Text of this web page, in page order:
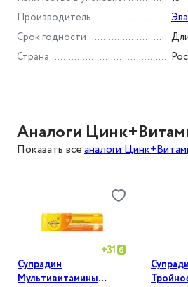
Производитель
Срок годности :
Страна
Аналоги
Показать все аналоги
+31
Супрадин
Мультивитамины